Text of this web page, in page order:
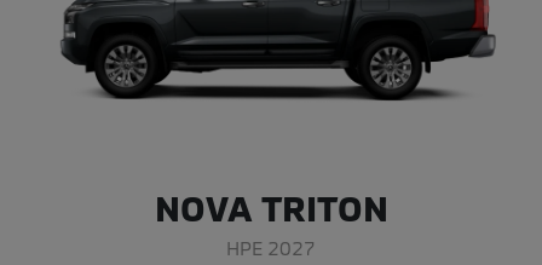
NOVA TRITON
HPE 2027